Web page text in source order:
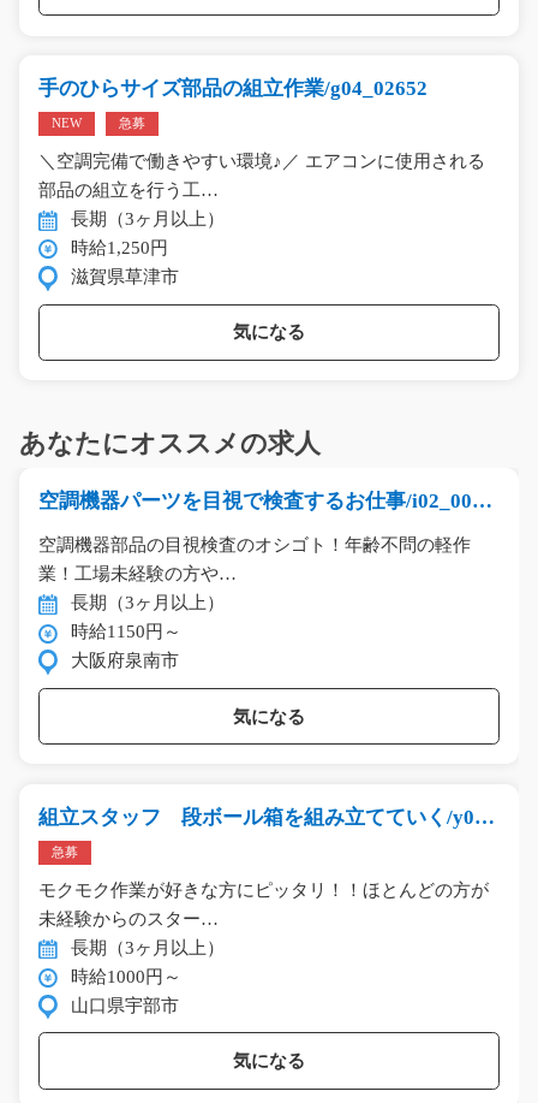
手のひらサイズ部品の組立作業/g04_02652
NEW 急募
＼空調完備で働きやすい環境♪／ エアコンに使用される
部品の組立を行う工…
長期（3ヶ月以上）
時給1,250円
滋賀県草津市
気になる
あなたにオススメの求人
空調機器パーツを目視で検査するお仕事/i02_0058
5
空調機器部品の目視検査のオシゴト！年齢不問の軽作
業！工場未経験の方や…
長期（3ヶ月以上）
時給1150円～
大阪府泉南市
気になる
組立スタッフ 段ボール箱を組み立てていく/y08_
01244
急募
モクモク作業が好きな方にピッタリ！！ほとんどの方が
未経験からのスター…
長期（3ヶ月以上）
時給1000円～
山口県宇部市
気になる